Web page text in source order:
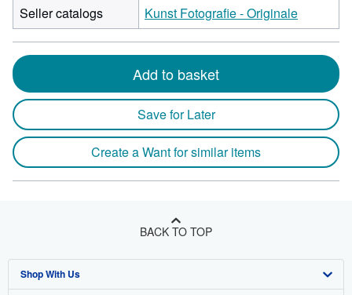
Seller catalogs
Kunst Fotografie - Originale
Add to basket
Save for Later
Create a Want for similar items
BACK TO TOP
Shop With Us